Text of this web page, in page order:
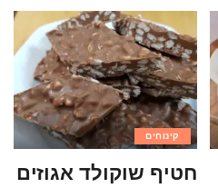
קינוחים
חטיף שוקולד אגוזים